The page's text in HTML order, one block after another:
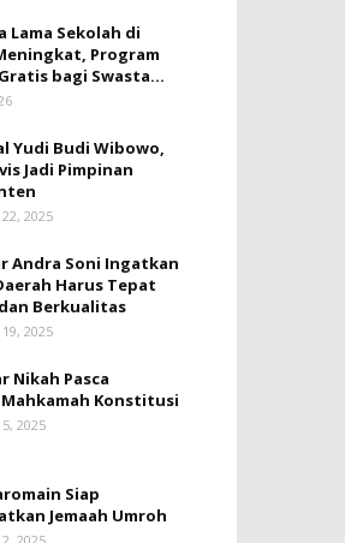
Lama Sekolah di
‎Program
bagi Swasta...
Yudi Budi Wibowo,
Jadi Pimpinan
2025
Andra Soni Ingatkan
Harus Tepat
Berkualitas
2025
Nikah Pasca
Konstitusi
2025
Siap
Jemaah Umroh